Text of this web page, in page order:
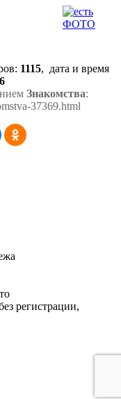
: 1115, дата и время
Знакомства:
37369.html
регистрации,